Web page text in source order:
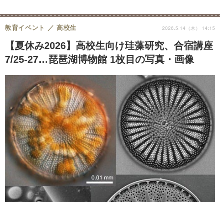
【夏休み2026】高校生向け珪藻研究、合宿講座
7/25-27…琵琶湖博物館 1枚目の写真・画像
教育イベント 高校生 2026.5.14（木） 14:15